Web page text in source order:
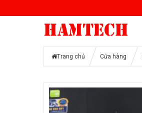
Trang chủ Cửa hàng